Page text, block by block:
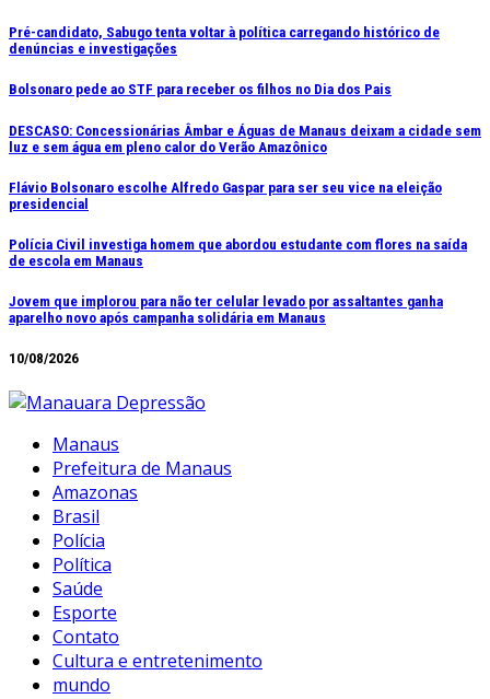
Ir
para
o
Pré-candidato, Sabugo tenta voltar à política carregando histórico de
denúncias e investigações
Bolsonaro pede ao STF para receber os filhos no Dia dos Pais
DESCASO: Concessionárias Âmbar e Águas de Manaus deixam a cidade sem
luz e sem água em pleno calor do Verão Amazônico
Flávio Bolsonaro escolhe Alfredo Gaspar para ser seu vice na eleição
presidencial
Polícia Civil investiga homem que abordou estudante com flores na saída
de escola em Manaus
Jovem que implorou para não ter celular levado por assaltantes ganha
aparelho novo após campanha solidária em Manaus
10/08/2026
Manaus
Prefeitura de Manaus
Amazonas
Brasil
Polícia
Política
Saúde
Esporte
Contato
Cultura e entretenimento
mundo